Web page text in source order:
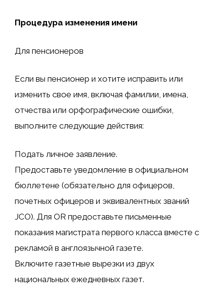
Процедура изменения имени
Для пенсионеров
Если вы пенсионер и хотите исправить или
изменить свое имя, включая фамилии, имена,
отчества или орфографические ошибки,
выполните следующие действия:
Подать личное заявление.
Предоставьте уведомление в официальном
бюллетене (обязательно для офицеров,
почетных офицеров и эквивалентных званий
JCO). Для OR предоставьте письменные
показания магистрата первого класса вместе с
рекламой в англоязычной газете.
Включите газетные вырезки из двух
национальных ежедневных газет.